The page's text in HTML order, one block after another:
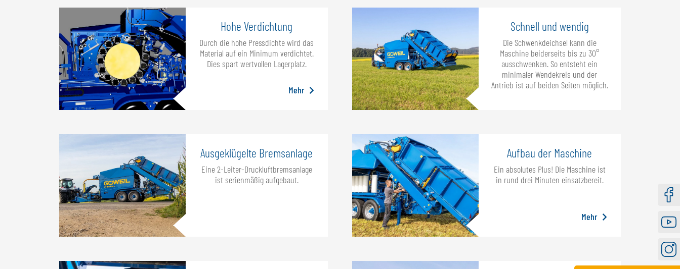
Hohe Verdichtung
Durch die hohe Pressdichte wird das
Material auf ein Minimum verdichtet.
Dies spart wertvollen Lagerplatz.
Mehr
Schnell und wendig
Die Schwenkdeichsel kann die
Maschine beiderseits bis zu 30°
ausschwenken. So entsteht ein
minimaler Wendekreis und der
Antrieb ist auf beiden Seiten möglich.
Ausgeklügelte Bremsanlage
Eine 2-Leiter-Druckluftbremsanlage
ist serienmäßig aufgebaut.
Aufbau der Maschine
Ein absolutes Plus! Die Maschine ist
in rund drei Minuten einsatzbereit.
Mehr